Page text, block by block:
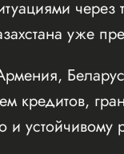
уже
кредитов,
устойчивому